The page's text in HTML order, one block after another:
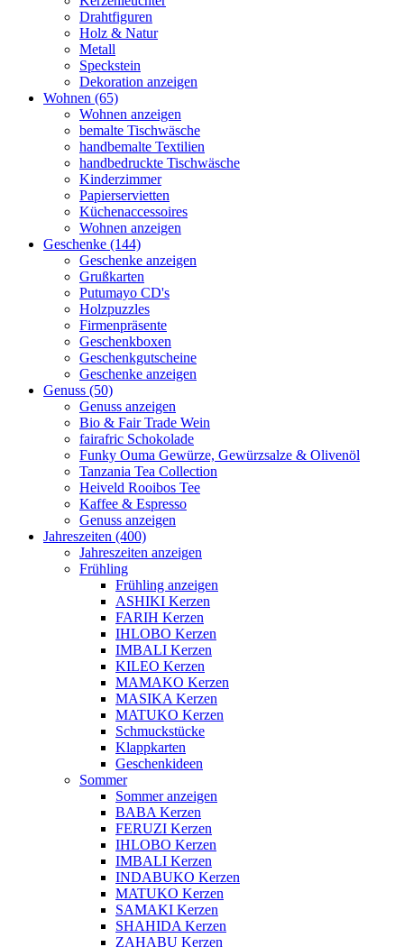
Drahtfiguren
Holz & Natur
Metall
Speckstein
Dekoration anzeigen
Wohnen (65)
Wohnen anzeigen
bemalte Tischwäsche
handbemalte Textilien
handbedruckte Tischwäsche
Kinderzimmer
Papierservietten
Küchenaccessoires
Wohnen anzeigen
Geschenke (144)
Geschenke anzeigen
Grußkarten
Putumayo CD's
Holzpuzzles
Firmenpräsente
Geschenkboxen
Geschenkgutscheine
Geschenke anzeigen
Genuss (50)
Genuss anzeigen
Bio & Fair Trade Wein
fairafric Schokolade
Funky Ouma Gewürze, Gewürzsalze & Olivenöl
Tanzania Tea Collection
Heiveld Rooibos Tee
Kaffee & Espresso
Genuss anzeigen
Jahreszeiten (400)
Jahreszeiten anzeigen
Frühling
Frühling anzeigen
ASHIKI Kerzen
FARIH Kerzen
IHLOBO Kerzen
IMBALI Kerzen
KILEO Kerzen
MAMAKO Kerzen
MASIKA Kerzen
MATUKO Kerzen
Schmuckstücke
Klappkarten
Geschenkideen
Sommer
Sommer anzeigen
BABA Kerzen
FERUZI Kerzen
IHLOBO Kerzen
IMBALI Kerzen
INDABUKO Kerzen
MATUKO Kerzen
SAMAKI Kerzen
SHAHIDA Kerzen
ZAHABU Kerzen